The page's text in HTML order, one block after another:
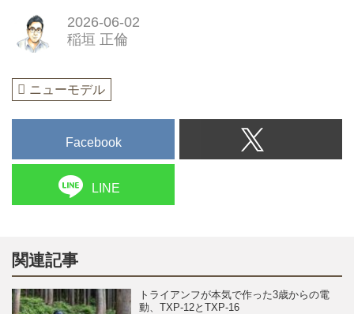
2026-06-02
稲垣 正倫
ニューモデル
Facebook
LINE
関連記事
トライアンフが本気で作った3歳からの電
動、TXP-12とTXP-16